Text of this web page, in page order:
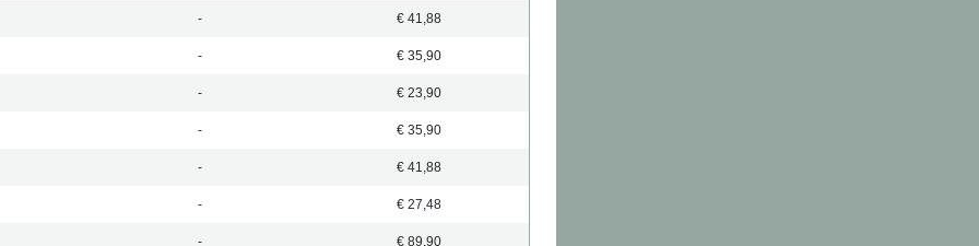
- € 41,88
- € 35,90
- € 23,90
- € 35,90
- € 41,88
- € 27,48
- € 89,90